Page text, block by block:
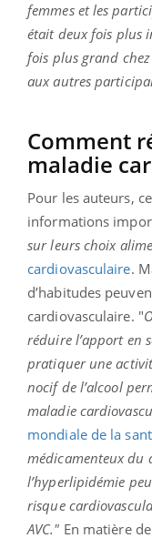
femmes et les
était deux fois plus
fois plus grand
aux autres
Comment
maladie
Pour les auteurs,
informations
sur leurs choix
cardiovasculaire.
d’habitudes
cardiovasculaire. "
réduire l’apport en
pratiquer une
nocif de l’alcool
maladie
mondiale de la
médicamenteux du
l’hyperlipidémie
risque
AVC." En matière